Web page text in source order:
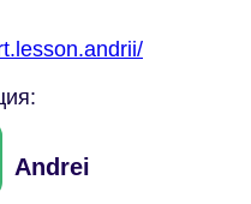
Andrei